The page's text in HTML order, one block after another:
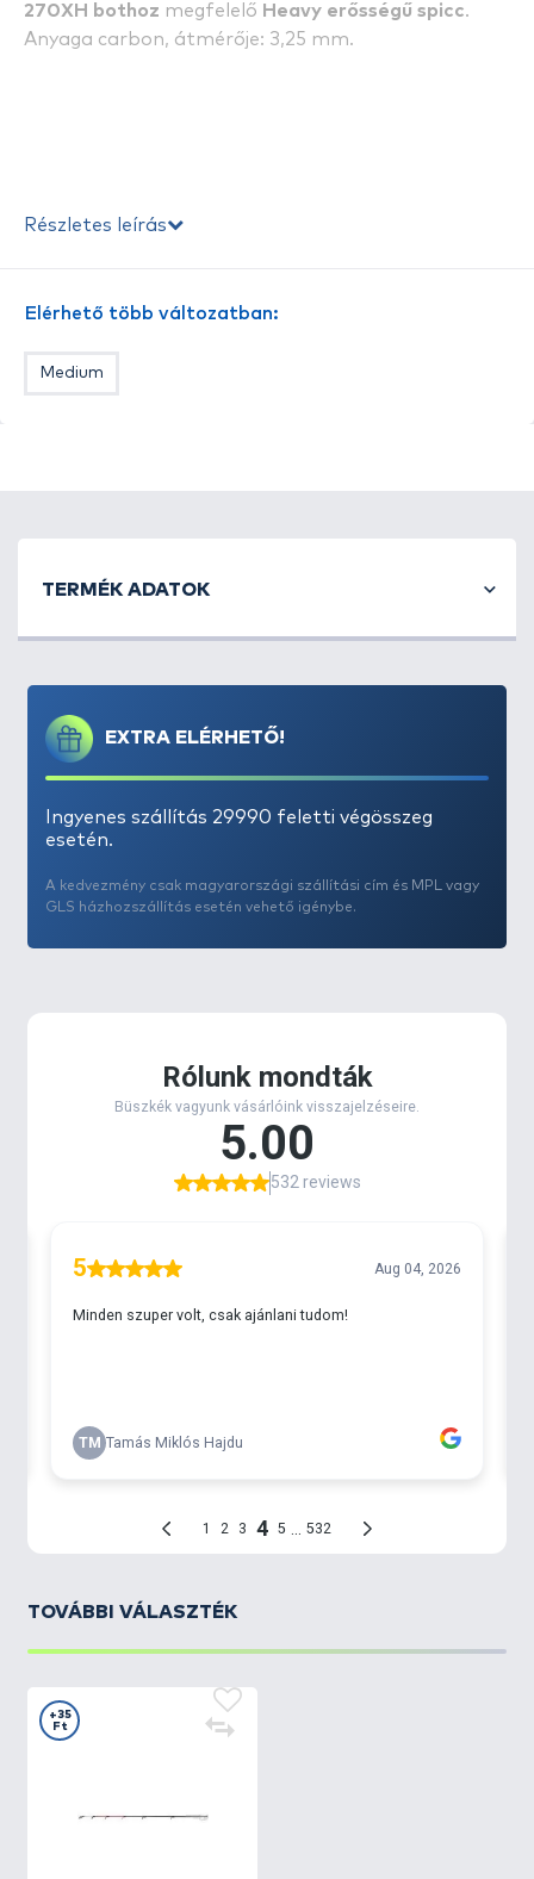
270XH
bothoz megfelelő Heavy erősségű spicc.
Anyaga carbon, átmérője: 3,25 mm.
Részletes leírás
Elérhető több változatban:
Medium
EXTRA ELÉRHETŐ!
Ingyenes szállítás 29990 feletti végösszeg
esetén.
A kedvezmény csak magyarországi szállítási cím és MPL vagy
GLS házhozszállítás esetén vehető igénybe.
TOVÁBBI VÁLASZTÉK
+35
Ft
TERMÉK ADATOK